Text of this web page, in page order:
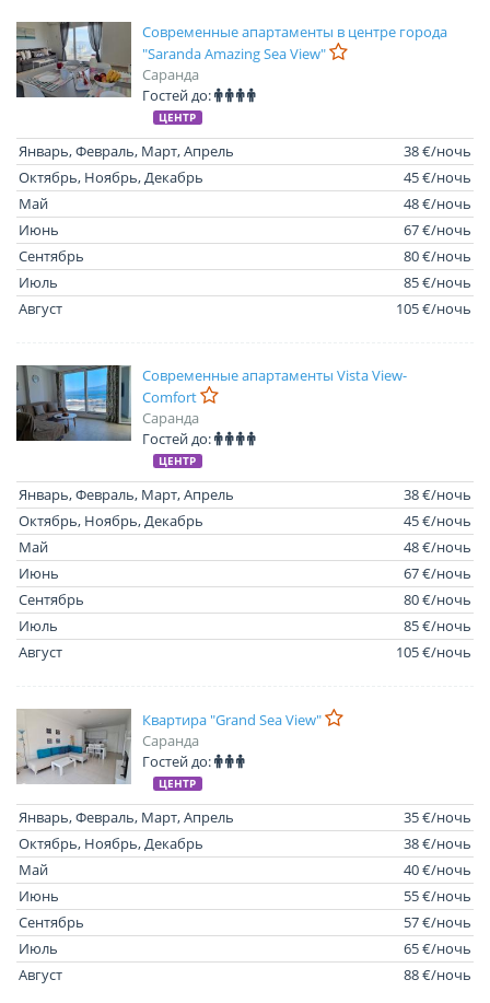
Современные апартаменты в центре города
"Saranda Amazing Sea View"
Саранда
Гостей до:
ЦЕНТР
Январь, Февраль, Март, Апрель
38 €/ночь
Октябрь, Ноябрь, Декабрь
45 €/ночь
Май
48 €/ночь
Июнь
67 €/ночь
Сентябрь
80 €/ночь
Июль
85 €/ночь
Август
105 €/ночь
Современные апартаменты Vista View-
Comfort
Саранда
Гостей до:
ЦЕНТР
Январь, Февраль, Март, Апрель
38 €/ночь
Октябрь, Ноябрь, Декабрь
45 €/ночь
Май
48 €/ночь
Июнь
67 €/ночь
Сентябрь
80 €/ночь
Июль
85 €/ночь
Август
105 €/ночь
Квартира "Grand Sea View"
Саранда
Гостей до:
ЦЕНТР
Январь, Февраль, Март, Апрель
35 €/ночь
Октябрь, Ноябрь, Декабрь
38 €/ночь
Май
40 €/ночь
Июнь
55 €/ночь
Сентябрь
57 €/ночь
Июль
65 €/ночь
Август
88 €/ночь